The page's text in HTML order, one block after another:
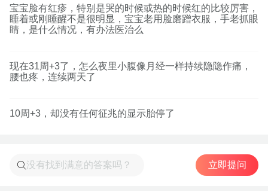
宝宝脸有红疹，特别是哭的时候或热的时候红的比较厉害，
睡着或刚睡醒不是很明显，宝宝老用脸磨蹭衣服，手老抓眼
睛，是什么情况，有办法医治么
现在31周+3了，怎么夜里小腹像月经一样持续隐隐作痛，
腰也疼，连续两天了
10周+3，却没有任何征兆的显示胎停了
立即提问